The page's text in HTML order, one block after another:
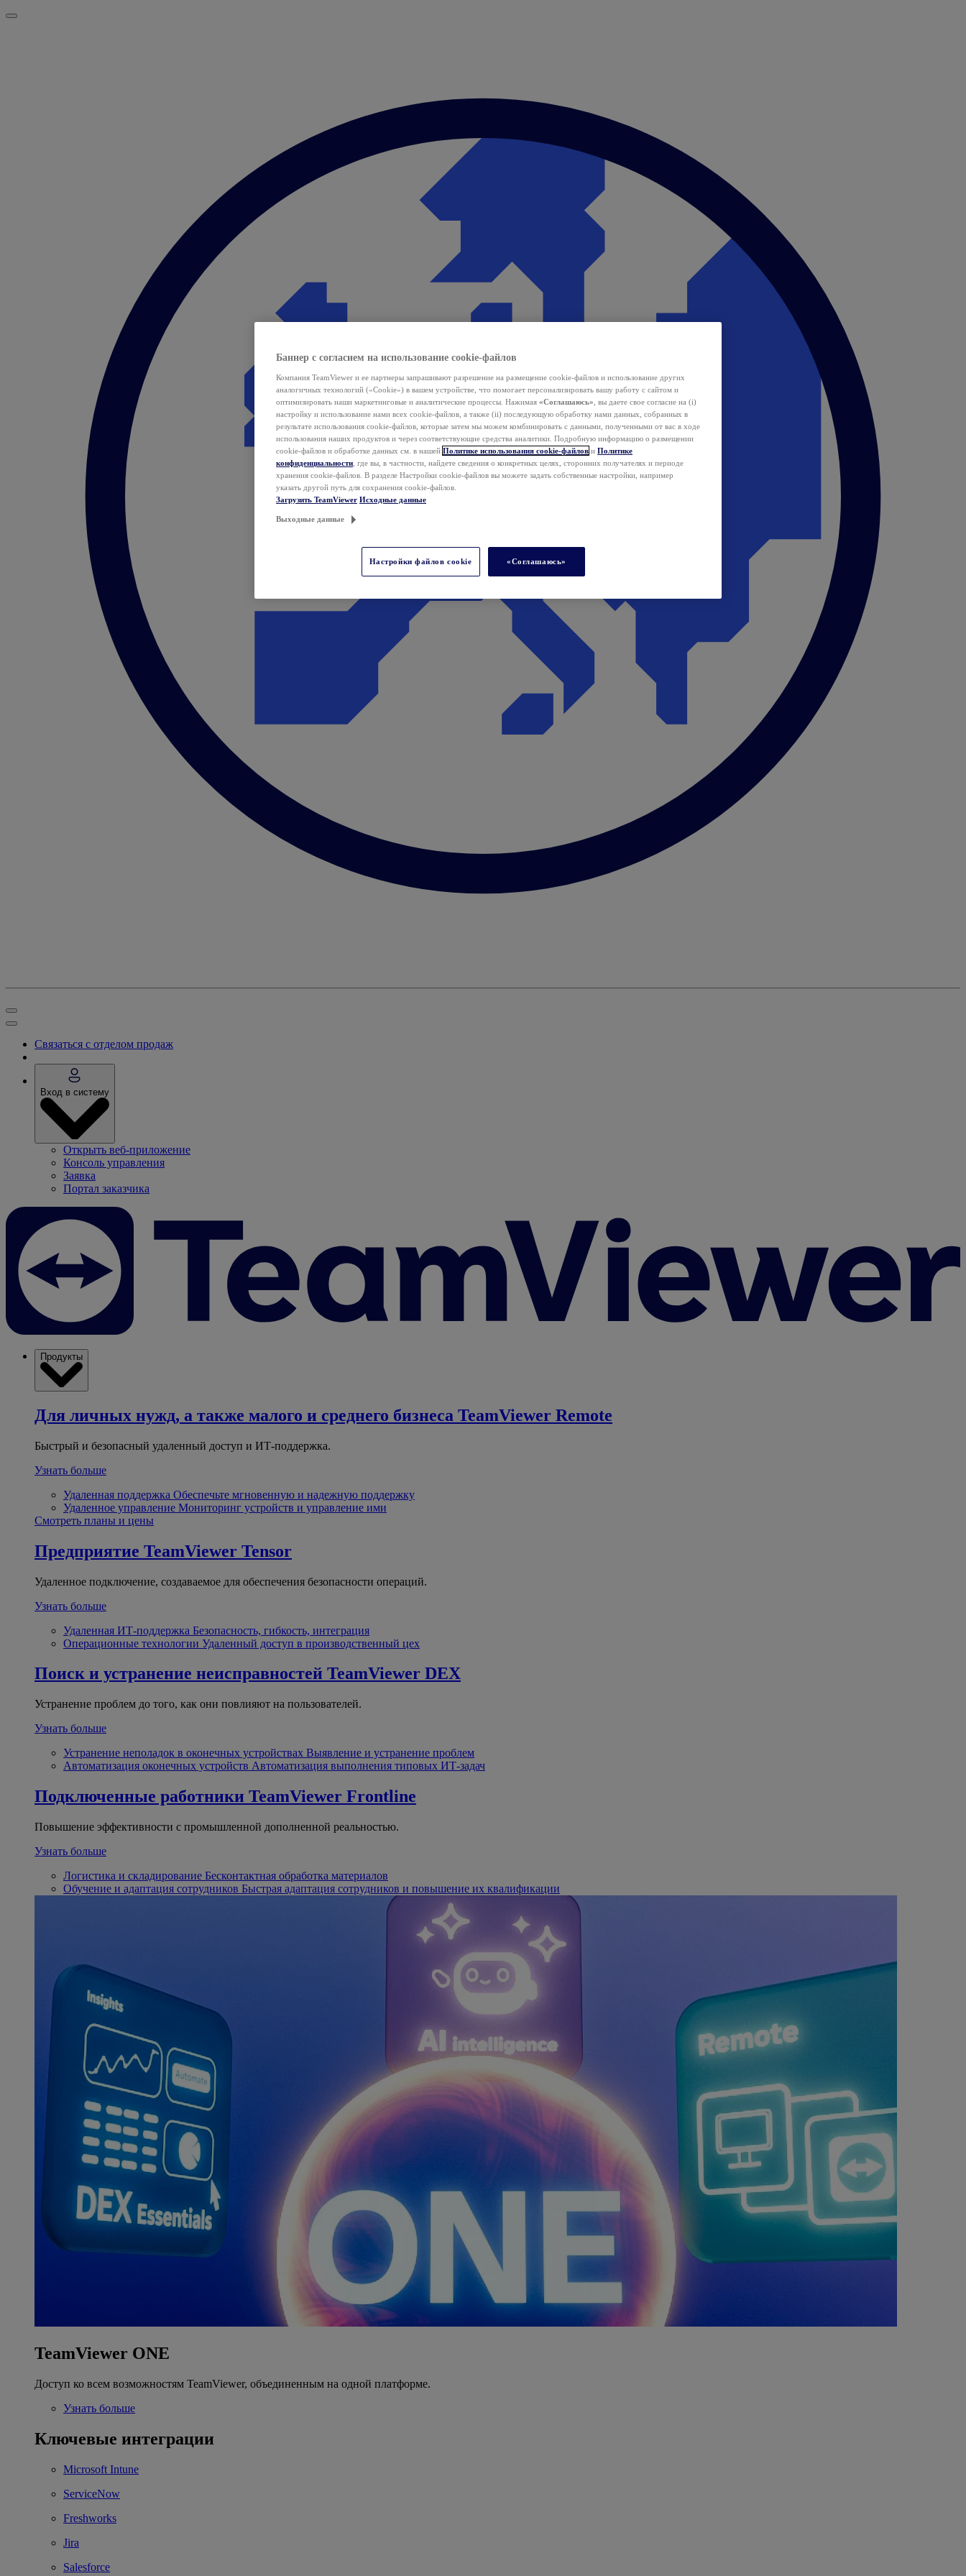
Связаться с отделом продаж
Вход в систему
Открыть веб-приложение
Консоль управления
Заявка
Портал заказчика
Продукты
Для личных нужд, а также малого и среднего бизнеса TeamViewer Remote
Быстрый и безопасный удаленный доступ и ИТ-поддержка.
Узнать больше
Удаленная поддержка Обеспечьте мгновенную и надежную поддержку
Удаленное управление Мониторинг устройств и управление ими
Смотреть планы и цены
Предприятие TeamViewer Tensor
Удаленное подключение, создаваемое для обеспечения безопасности операций.
Узнать больше
Удаленная ИТ-поддержка Безопасность, гибкость, интеграция
Операционные технологии Удаленный доступ в производственный цех
Поиск и устранение неисправностей TeamViewer DEX
Устранение проблем до того, как они повлияют на пользователей.
Узнать больше
Устранение неполадок в оконечных устройствах Выявление и устранение проблем
Автоматизация оконечных устройств Автоматизация выполнения типовых ИТ-задач
Подключенные работники TeamViewer Frontline
Повышение эффективности с промышленной дополненной реальностью.
Узнать больше
Логистика и складирование Бесконтактная обработка материалов
Обучение и адаптация сотрудников Быстрая адаптация сотрудников и повышение их квалификации
TeamViewer ONE
Доступ ко всем возможностям TeamViewer, объединенным на одной платформе.
Узнать больше
Ключевые интеграции
Microsoft Intune
ServiceNow
Freshworks
Jira
Salesforce
Баннер с согласием на использование cookie-файлов
Компания TeamViewer и ее партнеры запрашивают разрешение на размещение cookie-файлов и использование других
аналогичных технологий («Cookie») в вашем устройстве, что помогает персонализировать вашу работу с сайтом и
оптимизировать наши маркетинговые и аналитические процессы. Нажимая «Соглашаюсь» , вы даете свое согласие на (i)
настройку и использование нами всех cookie-файлов, а также (ii) последующую обработку нами данных, собранных в
результате использования cookie-файлов, которые затем мы можем комбинировать с данными, полученными от вас в ходе
использования наших продуктов и через соответствующие средства аналитики. Подробную информацию о размещении
cookie-файлов и обработке данных см. в нашей Политике использования cookie-файлов и Политике
конфиденциальности , где вы, в частности, найдете сведения о конкретных целях, сторонних получателях и периоде
хранения cookie-файлов. В разделе Настройки cookie-файлов вы можете задать собственные настройки, например
указать другой путь для сохранения cookie-файлов.
Загрузить TeamViewer Исходные данные
Выходные данные
Настройки файлов cookie «Соглашаюсь»